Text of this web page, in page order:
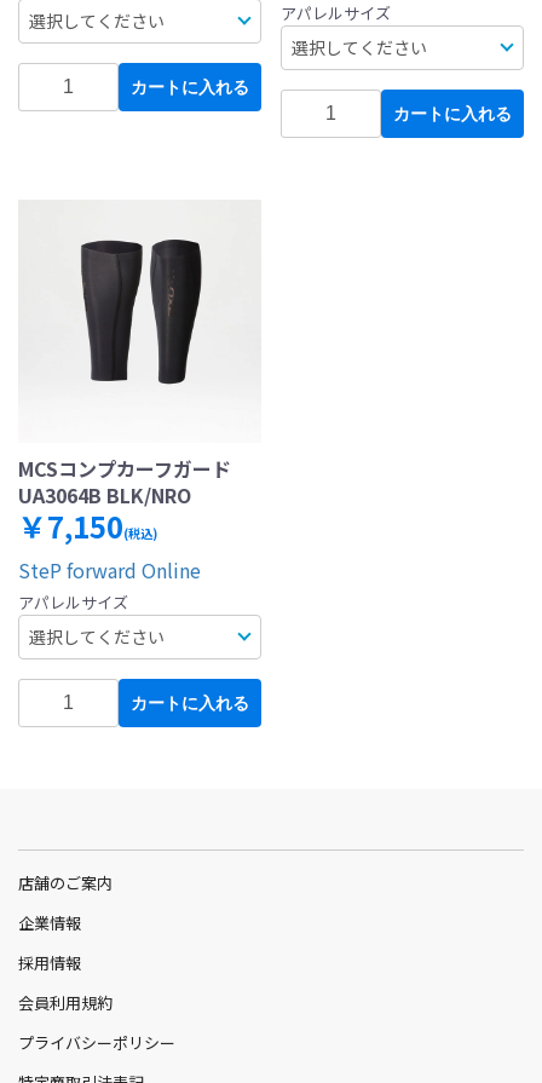
カートに入れる
アパレルサイズ
カートに入れる
MCSコンプカーフガード
UA3064B BLK/NRO
￥7,150(税込)
SteP forward Online
アパレルサイズ
カートに入れる
店舗のご案内
企業情報
採用情報
会員利用規約
プライバシーポリシー